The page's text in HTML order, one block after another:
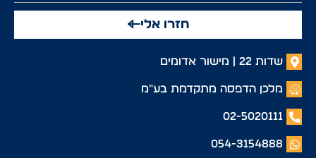
חזרו אלי
שדות 22 | מישור אדומים
מלכן הדפסה מתקדמת בע"מ
02-5020111
054-3154888